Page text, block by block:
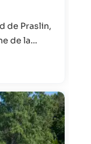
de Praslin,
de la
mérite
unique,